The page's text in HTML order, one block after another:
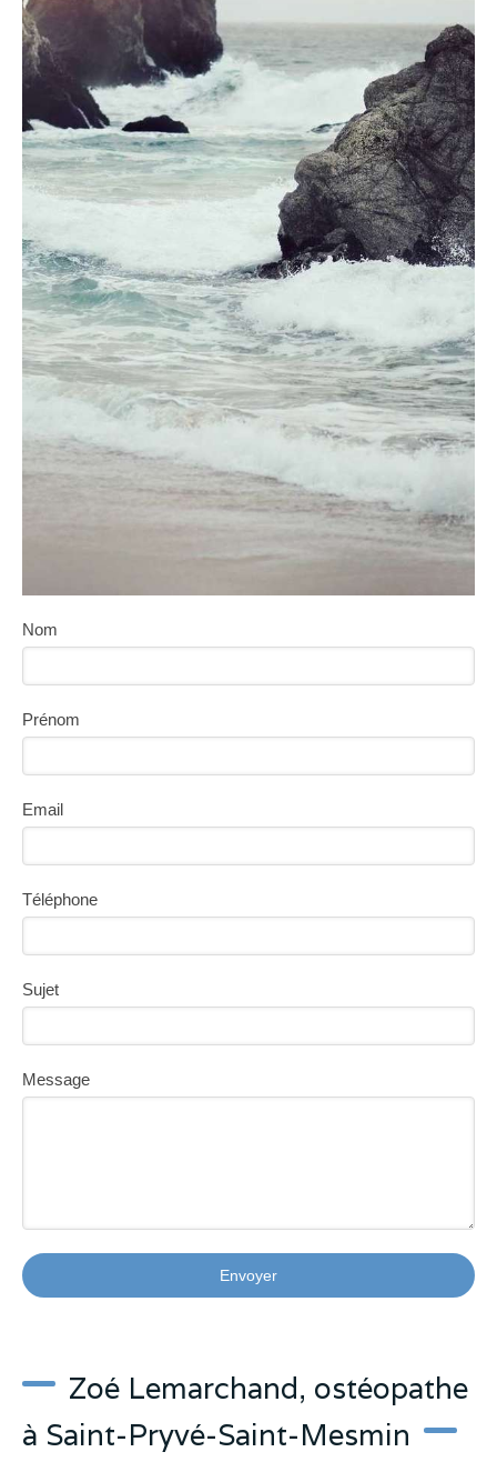
Nom
Prénom
Email
Téléphone
Sujet
Message
Envoyer
Zoé Lemarchand, ostéopathe
à Saint-Pryvé-Saint-Mesmin